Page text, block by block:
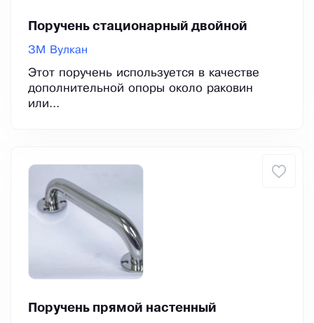
Поручень стационарный двойной
ЗМ Вулкан
Этот поручень используется в качестве
дополнительной опоры около раковин
или...
Поручень прямой настенный